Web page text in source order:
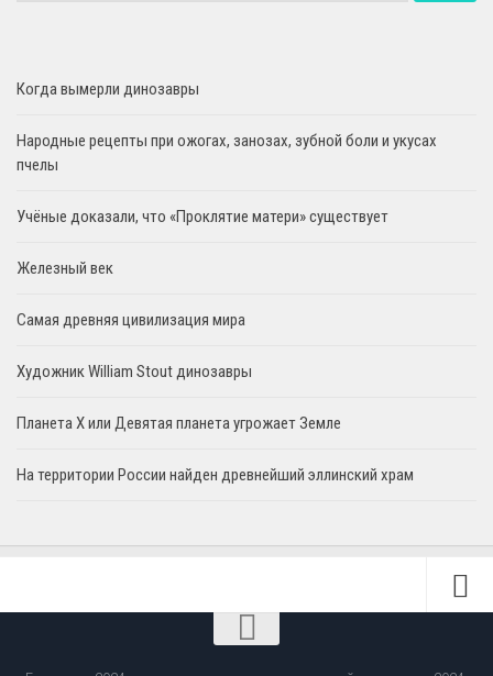
Когда вымерли динозавры
Народные рецепты при ожогах, занозах, зубной боли и укусах
пчелы
Учёные доказали, что «Проклятие матери» существует
Железный век
Самая древняя цивилизация мира
Художник William Stout динозавры
Планета X или Девятая планета угрожает Земле
На территории России найден древнейший эллинский храм